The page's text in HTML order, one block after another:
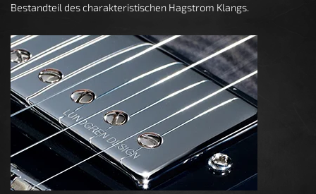
Bestandteil des charakteristischen Hagstrom Klangs.